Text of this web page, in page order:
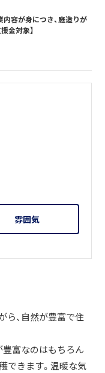
内容が身につき、庭造りが
金対象】
雰囲気
ら、自然が豊富で住
豊富なのはもちろん
できます。温暖な気